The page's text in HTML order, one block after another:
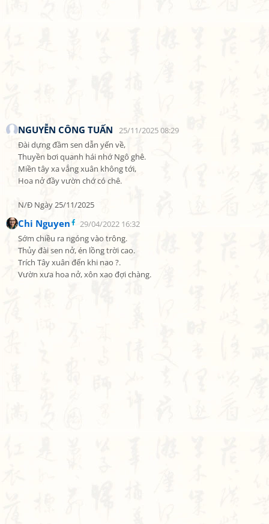
NGUYỄN CÔNG TUẤN
25/11/2025 08:29
Đài dựng đầm sen dẫn yến về,
Thuyền bơi quanh hái nhớ Ngô ghê.
Miền tây xa vắng xuân không tới,
Hoa nở đầy vườn chớ có chê.
N/Đ Ngày 25/11/2025
Chi Nguyen
29/04/2022 16:32
Sớm chiều ra ngóng vào trông.
Thủy đài sen nở, én lồng trời cao.
Trích Tây xuân đến khi nao ?.
Vườn xưa hoa nở, xôn xao đợi chàng.